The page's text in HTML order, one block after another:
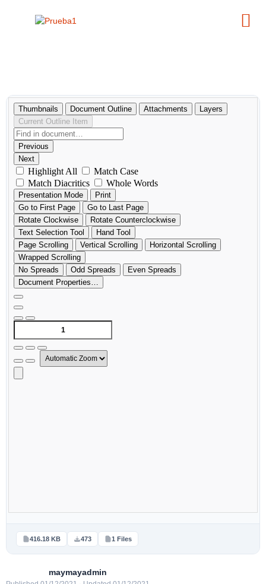
416.18 KB 473 1 Files
maymayadmin